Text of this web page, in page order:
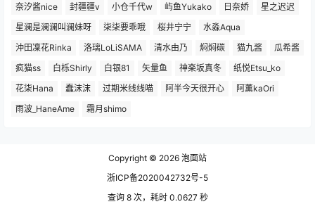
奈汐酱nice
封疆疆v 小仓千代w 屿鱼Yukako 日奈娇
星之迟迟
星澜是澜澜叫澜妹呀
柒柒要乖哦 桜井宁宁
水淼Aqua
沖田凜花Rinka
洛璃LoLiSAMA 清水由乃 焖焖碳 猫九酱
瓜希酱
疯猫ss
白栎Shirly 白银81 矢量鱼 神楽坂真冬
纸悦Etsu_ko
花柒Hana
蠢沫沫 过期米线线喵 阿半今天很开心
阿薰kaOri
雨波_HaneAme
霜月shimo
Copyright © 2026 泡面站
浙ICP备2020042732号-5
查询 8 次，耗时 0.0627 秒